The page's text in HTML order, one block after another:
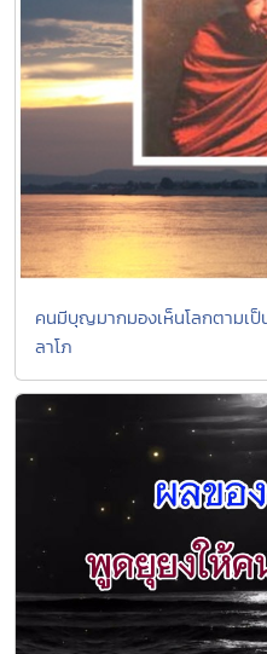
คนมีบุญมากมองเห็นโลกตามเ
ลาโภ